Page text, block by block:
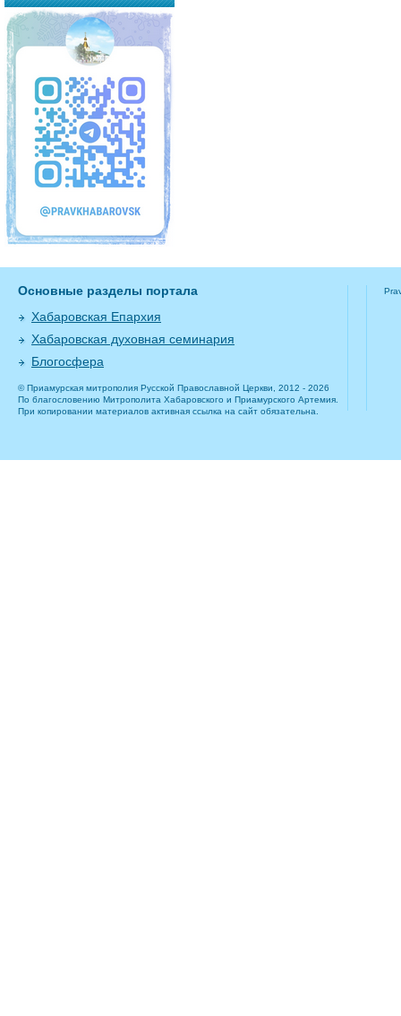
Основные разделы портала
Хабаровская Епархия
Хабаровская духовная семинария
Блогосфера
© Приамурская митрополия Русской Православной Церкви, 2012 - 2026
По благословению Митрополита Хабаровского и Приамурского Артемия.
При копировании материалов активная ссылка на сайт обязательна.